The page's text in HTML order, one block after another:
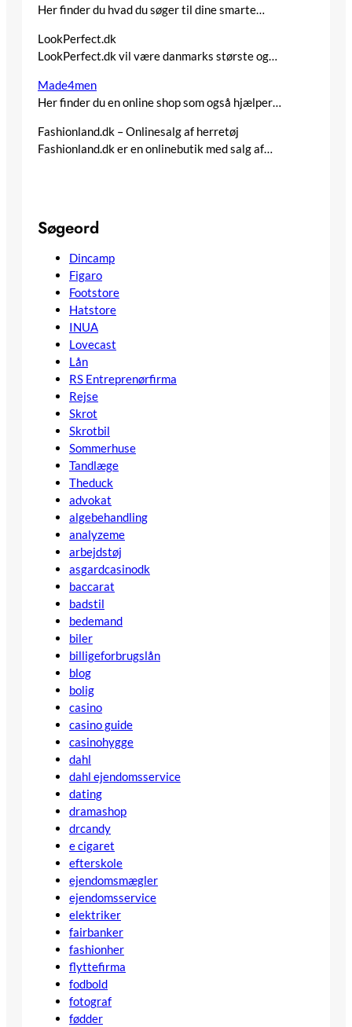
Her finder du hvad du søger til dine smarte…
LookPerfect.dk
LookPerfect.dk vil være danmarks største og…
Made4men
Her finder du en online shop som også hjælper…
Fashionland.dk – Onlinesalg af herretøj
Fashionland.dk er en onlinebutik med salg af…
Søgeord
Dincamp
Figaro
Footstore
Hatstore
INUA
Lovecast
Lån
RS Entreprenørfirma
Rejse
Skrot
Skrotbil
Sommerhuse
Tandlæge
Theduck
advokat
algebehandling
analyzeme
arbejdstøj
asgardcasinodk
baccarat
badstil
bedemand
biler
billigeforbrugslån
blog
bolig
casino
casino guide
casinohygge
dahl
dahl ejendomsservice
dating
dramashop
drcandy
e cigaret
efterskole
ejendomsmægler
ejendomsservice
elektriker
fairbanker
fashionher
flyttefirma
fodbold
fotograf
fødder